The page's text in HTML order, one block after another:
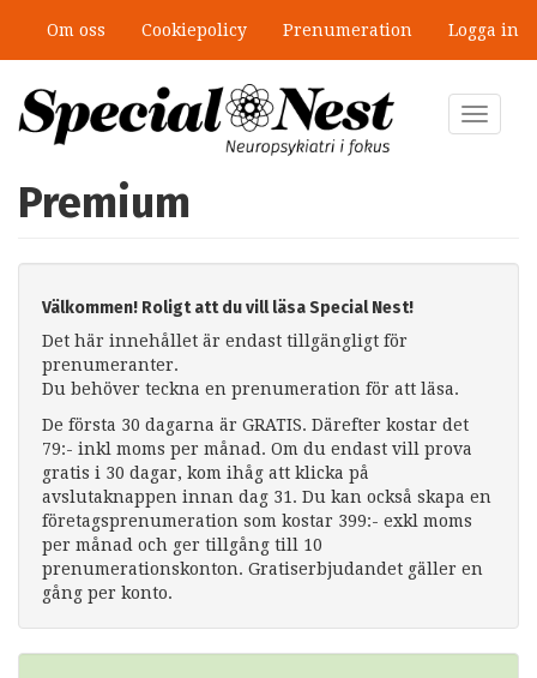
huvudinnehåll
Om oss Cookiepolicy Prenumeration Logga in
Toggle
Premium
Välkommen! Roligt att du vill läsa Special Nest!
Det här innehållet är endast tillgängligt för
prenumeranter.
Du behöver teckna en prenumeration för att läsa.
De första 30 dagarna är GRATIS. Därefter kostar det
79:- inkl moms per månad. Om du endast vill prova
gratis i 30 dagar, kom ihåg att klicka på
avslutaknappen innan dag 31. Du kan också skapa en
företagsprenumeration som kostar 399:- exkl moms
per månad och ger tillgång till 10
prenumerationskonton. Gratiserbjudandet gäller en
gång per konto.